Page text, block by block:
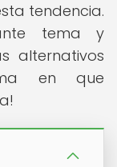
tendencia.
tema y
alternativos
en que